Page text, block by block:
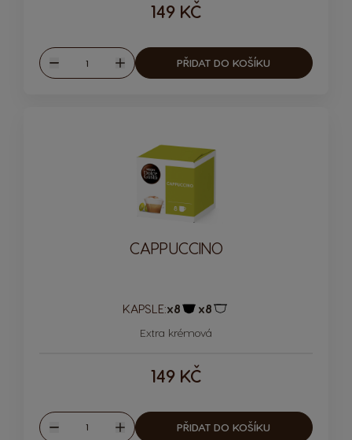
149 KČ
Množství
Zvýšit
PŘIDAT DO KOŠÍKU
CAPPUCCINO
KAPSLE:x8 x8
Extra krémová
149 KČ
Množství
Zvýšit
PŘIDAT DO KOŠÍKU